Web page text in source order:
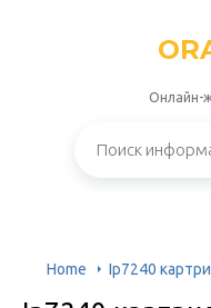
Онлайн-
Home Ip7240